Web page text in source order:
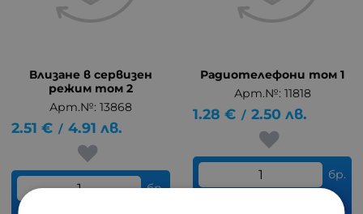
Влизане в сервизен
режим том 2
Арт.№: 13868
2.51 € / 4.91 лв.
бр.
Радиотелефони том 1
Арт.№: 11818
1.28 € / 2.50 лв.
бр.